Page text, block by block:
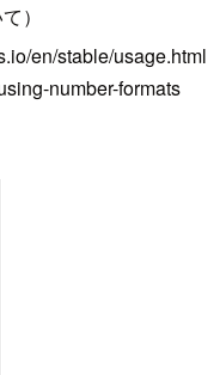
）
en/stable/usage.html
number-formats